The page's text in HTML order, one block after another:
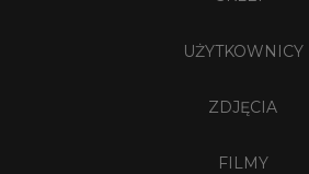
UŻYTKOWNICY
ZDJĘCIA
FILMY